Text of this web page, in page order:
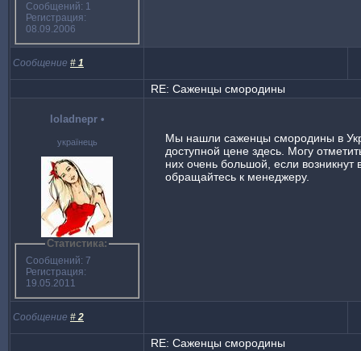
Сообщений: 1
Регистрация:
08.09.2006
Сообщение # 1
RE: Саженцы смородины
loladnepr •
українець
Статистика:
Сообщений: 7
Регистрация:
19.05.2011
Мы нашли саженцы смородины в
доступной цене здесь. Могу
них очень большой, если возникнут
обращайтесь к менеджеру.
Сообщение # 2
RE: Саженцы смородины